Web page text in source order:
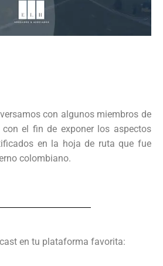
con algunos miembros de
el fin de exponer los aspectos
en la hoja de ruta que fue
colombiano.
en tu plataforma favorita: